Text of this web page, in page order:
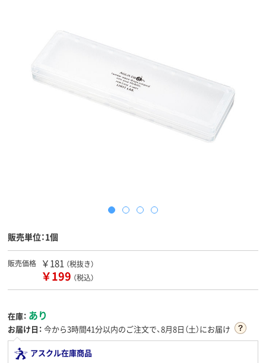
販売単位：1個
販売価格 ￥181 （税抜き）
￥199 （税込）
在庫： あり
お届け日： 今から3時間41分以内のご注文で、8月8日（土）にお届け
アスクル在庫商品